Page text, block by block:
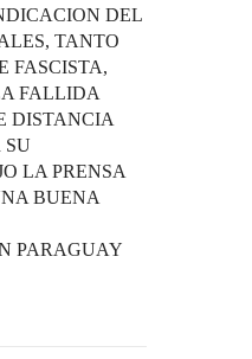
DEL
TANTO
FASCISTA,
FALLIDA
DISTANCIA
SU
LA PRENSA
BUENA
PARAGUAY